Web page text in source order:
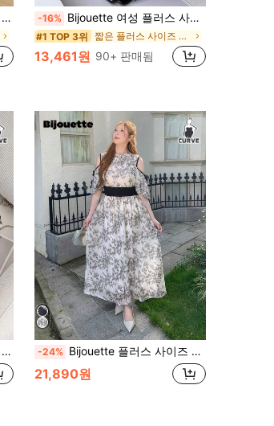
-16% Bijouette 여성 플러스 사이즈 브라운 체크 캐미 드레스, 우아한 로맨틱 캐주얼 미니멀리스트 편안함, 자닝 벚꽃 시즌 마지막 열차 한정판, 빈티지 브이넥 러플 디자인, 허리 밴딩 비대칭 티어드 헴, 플러스 사이즈 브라운 드레스
#1 TOP 3위 짧은 플러스 사이즈 드레스
13,461원 90+ 판매됨
-24% Bijouette 플러스 사이즈 블랙 수묵화 프린트 오프숄더 허리 밴딩 드레스, 출퇴근 티파티, 파티, 웨딩 게스트, 데이트에 적합한 여름 우아한 스타일
21,890원